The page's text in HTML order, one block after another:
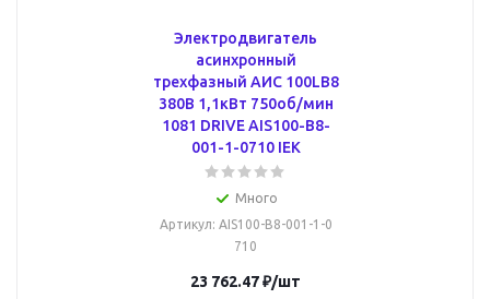
Электродвигатель
асинхронный
трехфазный АИС 100LB8
380В 1,1кВт 750об/мин
1081 DRIVE AIS100-B8-
001-1-0710 IEK
Много
Артикул: AIS100-B8-001-1-0
710
23 762.47₽/шт